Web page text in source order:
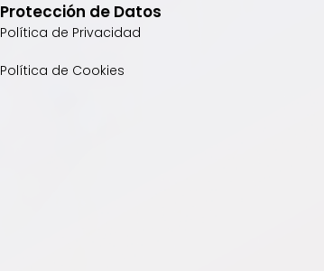
Protección de Datos
Política de Privacidad
Política de Cookies